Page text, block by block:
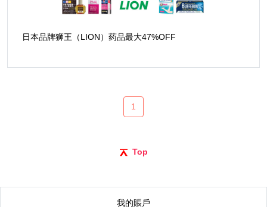
日本品牌狮王（LION）药品最大47%OFF
1
Top
我的賬戶